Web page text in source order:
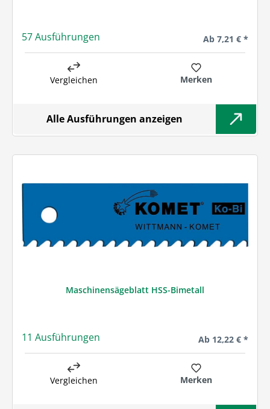
57 Ausführungen Regulärer Preis:
Ab 7,21 € *
Vergleichen Merken
Alle Ausführungen anzeigen
Maschinensägeblatt HSS-Bimetall
11 Ausführungen Regulärer Preis:
Ab 12,22 € *
Vergleichen Merken